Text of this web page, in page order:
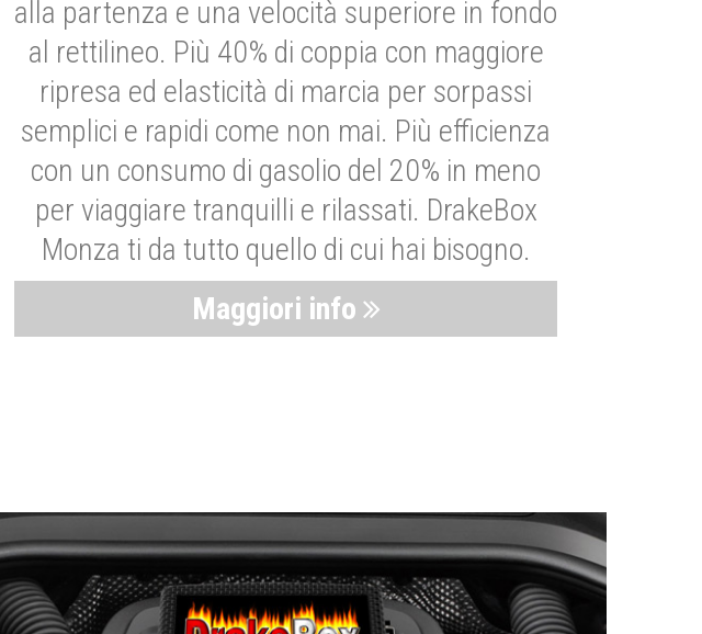
alla partenza e una velocità superiore in fondo
al rettilineo. Più 40% di coppia con maggiore
ripresa ed elasticità di marcia per sorpassi
semplici e rapidi come non mai. Più efficienza
con un consumo di gasolio del 20% in meno
per viaggiare tranquilli e rilassati. DrakeBox
Monza ti da tutto quello di cui hai bisogno.
Maggiori info